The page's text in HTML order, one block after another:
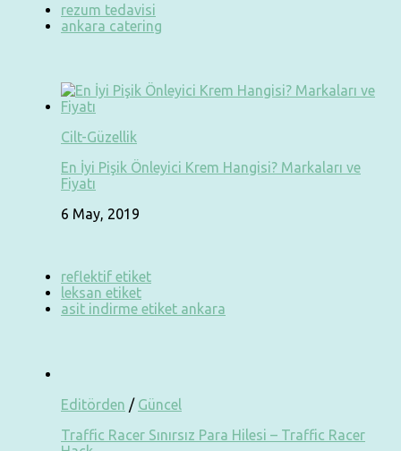
rezum tedavisi
ankara catering
Cilt-Güzellik
En İyi Pişik Önleyici Krem Hangisi? Markaları ve
Fiyatı
6 May, 2019
reflektif etiket
leksan etiket
asit indirme etiket ankara
Editörden / Güncel
Traffic Racer Sınırsız Para Hilesi – Traffic Racer